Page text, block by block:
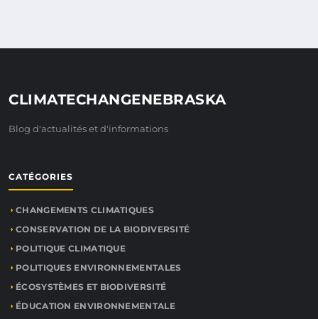
CLIMATECHANGENEBRASKA
Blog d'actualités et d'informations
CATÉGORIES
CHANGEMENTS CLIMATIQUES
CONSERVATION DE LA BIODIVERSITÉ
POLITIQUE CLIMATIQUE
POLITIQUES ENVIRONNEMENTALES
ÉCOSYSTÈMES ET BIODIVERSITÉ
ÉDUCATION ENVIRONNEMENTALE